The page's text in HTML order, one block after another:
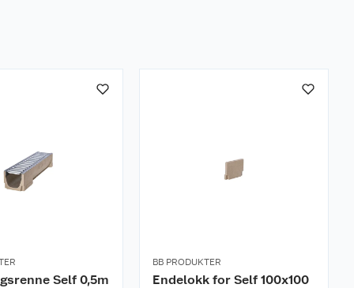
Self 0,5m
BB PRODUKTER
Endelokk for Self 100x100